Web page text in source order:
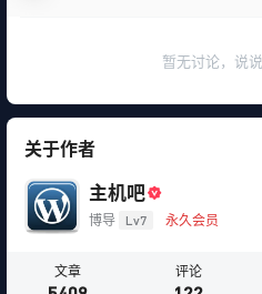
暂无讨论，说
关于作者
主机吧
博导 Lv7 永久会员
文章 评论